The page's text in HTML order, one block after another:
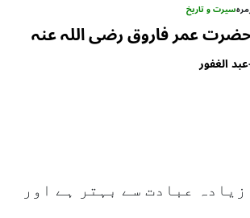
سیرت و تاریخ
عمر فاروق رضی اللہ عنہ
عبد الغفور
عبادت سے بہتر ہے اور